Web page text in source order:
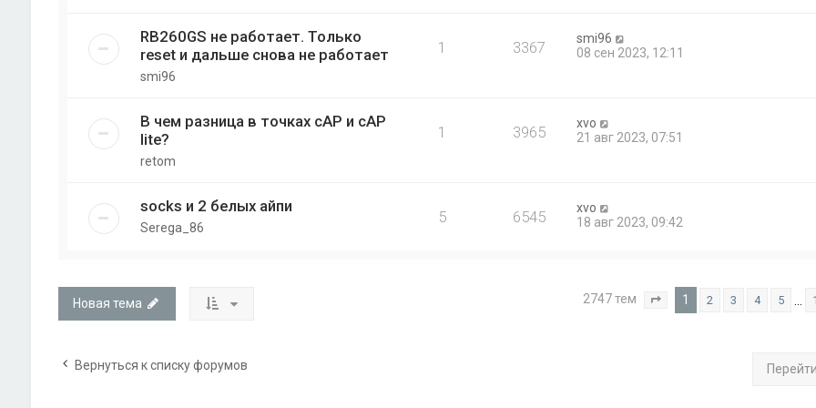
RB260GS не работает. Только
reset и дальше снова не работает
smi96
1 3367
smi96
08 сен 2023, 12:11
В чем разница в точках cAP и cAP
lite?
retom
1 3965
xvo
21 авг 2023, 07:51
socks и 2 белых айпи
Serega_86
5 6545
xvo
18 авг 2023, 09:42
Новая тема 2747 тем Страница из 110
1 2 3 4 5
Вернуться к списку форумов Перейти